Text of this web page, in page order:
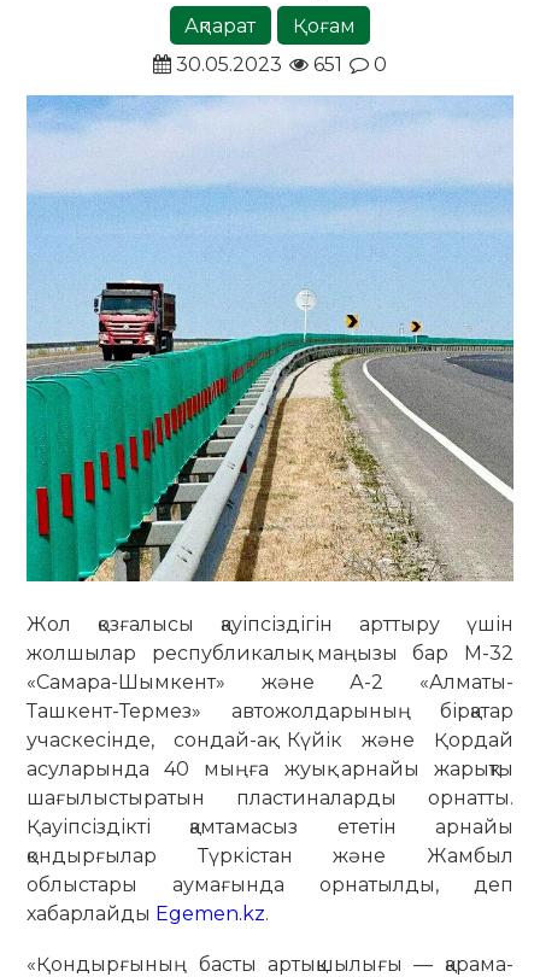
Ақпарат
Қоғам
30.05.2023
651 0
Жол қозғалысы қауіпсіздігін арттыру үшін
жолшылар республикалық маңызы бар М-32
«Самара-Шымкент» және А-2 «Алматы-
Ташкент-Термез» автожолдарының бірқатар
учаскесінде, сондай-ақ Күйік және Қордай
асуларында 40 мыңға жуық арнайы жарықты
шағылыстыратын пластиналарды орнатты.
Қауіпсіздікті қамтамасыз ететін арнайы
қондырғылар Түркістан және Жамбыл
облыстары аумағында орнатылды, деп
хабарлайды Egemen.kz.
«Қондырғының басты артықшылығы — қарама-